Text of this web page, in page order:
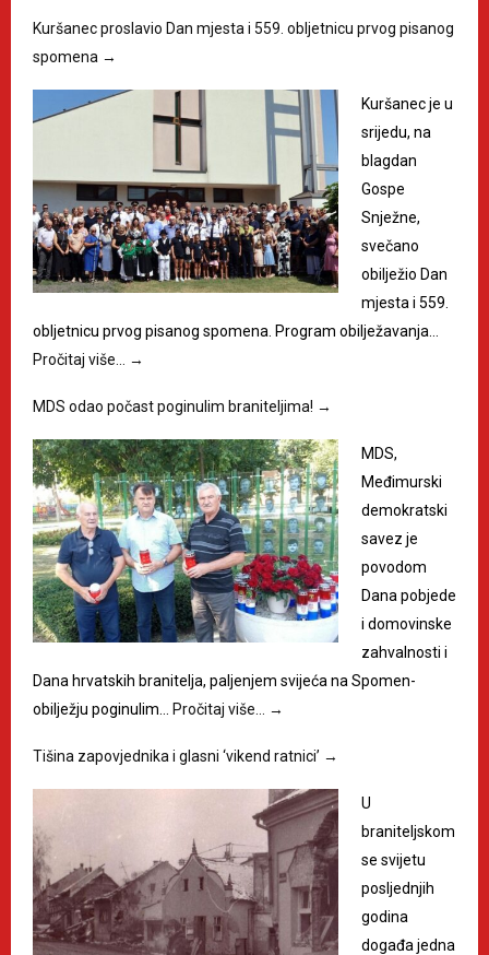
Kuršanec proslavio Dan mjesta i 559. obljetnicu prvog pisanog
spomena →
Kuršanec je u
srijedu, na
blagdan
Gospe
Snježne,
svečano
obilježio Dan
mjesta i 559.
obljetnicu prvog pisanog spomena. Program obilježavanja…
Pročitaj više…
→
MDS odao počast poginulim braniteljima! →
MDS,
Međimurski
demokratski
savez je
povodom
Dana pobjede
i domovinske
zahvalnosti i
Dana hrvatskih branitelja, paljenjem svijeća na Spomen-
obilježju poginulim… Pročitaj više… →
Tišina zapovjednika i glasni ‘vikend ratnici’ →
U
braniteljskom
se svijetu
posljednjih
godina
događa jedna